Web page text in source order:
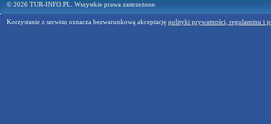
© 2026 TUR-INFO.PL. Wszystkie prawa zastrzeżone.
Korzystanie z serwisu oznacza bezwarunkową akceptację polityki prywatności, regulaminu i